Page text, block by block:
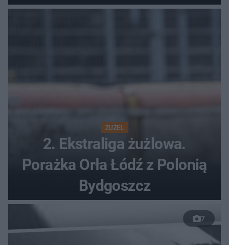
ŻUŻEL
2. Ekstraliga żużlowa.
Porażka Orła Łódź z Polonią
Bydgoszcz
7